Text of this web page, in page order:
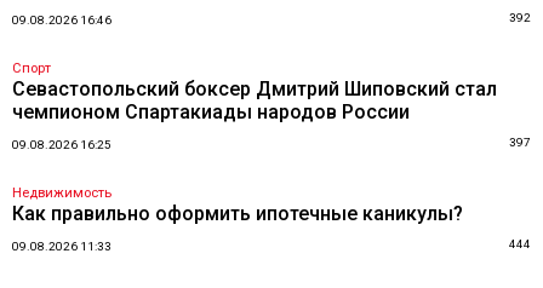
09.08.2026 16:46 392
Спорт
Севастопольский боксер Дмитрий Шиповский стал
чемпионом Спартакиады народов России
09.08.2026 16:25 397
Недвижимость
Как правильно оформить ипотечные каникулы?
09.08.2026 11:33 444